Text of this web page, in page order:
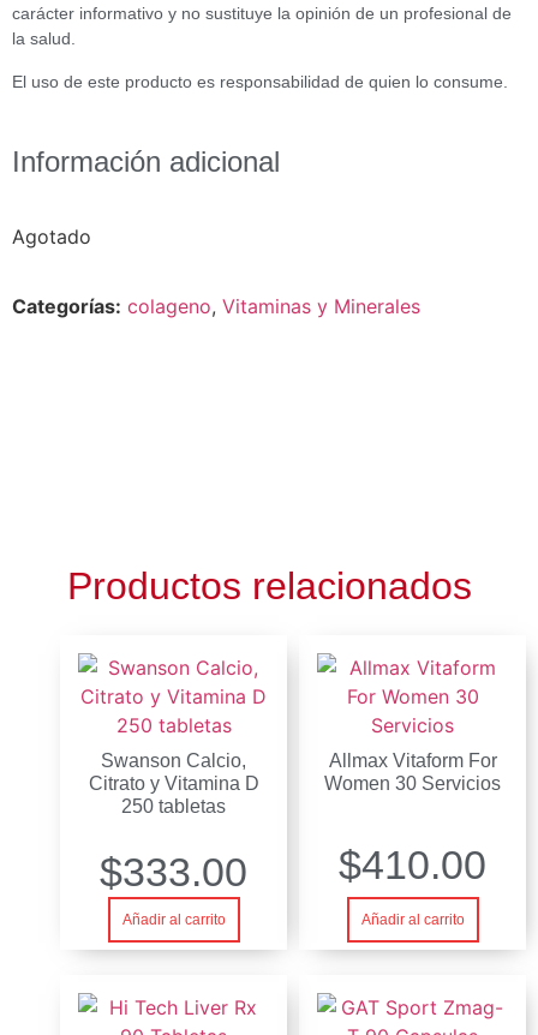
carácter informativo y no sustituye la opinión de un profesional de
la salud.
El uso de este producto es responsabilidad de quien lo consume.
Información adicional
Agotado
Categorías: colageno, Vitaminas y Minerales
Productos relacionados
Swanson Calcio,
Citrato y Vitamina D
250 tabletas
$333.00
Añadir al carrito
Allmax Vitaform For
Women 30 Servicios
$410.00
Añadir al carrito